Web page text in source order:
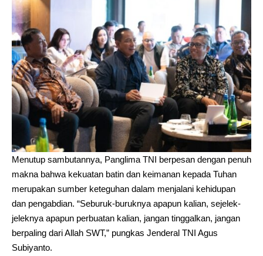
Menutup sambutannya, Panglima TNI berpesan dengan penuh
makna bahwa kekuatan batin dan keimanan kepada Tuhan
merupakan sumber keteguhan dalam menjalani kehidupan
dan pengabdian. “Seburuk-buruknya apapun kalian, sejelek-
jeleknya apapun perbuatan kalian, jangan tinggalkan, jangan
berpaling dari Allah SWT,” pungkas Jenderal TNI Agus
Subiyanto.